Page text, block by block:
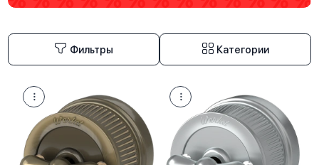
Фильтры Категории